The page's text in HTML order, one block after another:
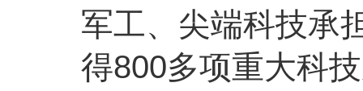
军工、尖端科技承
得800多项重大科